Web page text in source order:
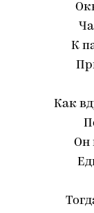
К
Как
Он